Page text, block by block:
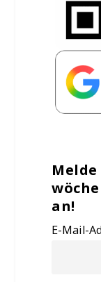
an!
E-Mail-